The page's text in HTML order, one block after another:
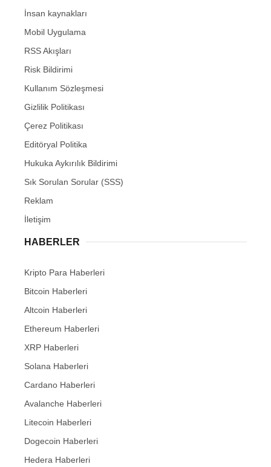
İnsan kaynakları
Mobil Uygulama
RSS Akışları
Risk Bildirimi
Kullanım Sözleşmesi
Gizlilik Politikası
Çerez Politikası
Editöryal Politika
Hukuka Aykırılık Bildirimi
Sık Sorulan Sorular (SSS)
Reklam
İletişim
HABERLER
Kripto Para Haberleri
Bitcoin Haberleri
Altcoin Haberleri
Ethereum Haberleri
XRP Haberleri
Solana Haberleri
Cardano Haberleri
Avalanche Haberleri
Litecoin Haberleri
Dogecoin Haberleri
Hedera Haberleri